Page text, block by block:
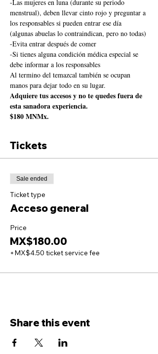
-Las mujeres en luna (durante su periodo
menstrual), deben llevar cinto rojo y preguntar a
los responsables si pueden entrar ese día
(algunas abuelas lo contraindican, pero no todas)
-Evita entrar después de comer
-Si tienes alguna condición médica especial se
debe informar a los responsables
Al termino del temazcal también se ocupan
manos para dejar todo en su lugar.
Adquiere tus accesos y no te quedes fuera de
esta sanadora experiencia.
$180 MNMx.
Tickets
Sale ended
Ticket type
Acceso general
Price
MX$180.00
+MX$4.50 ticket service fee
Share this event